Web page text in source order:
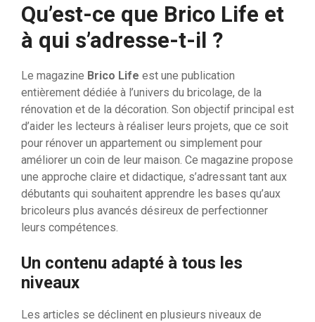
Qu’est-ce que Brico Life et
à qui s’adresse-t-il ?
Le magazine Brico Life est une publication
entièrement dédiée à l’univers du bricolage, de la
rénovation et de la décoration. Son objectif principal est
d’aider les lecteurs à réaliser leurs projets, que ce soit
pour rénover un appartement ou simplement pour
améliorer un coin de leur maison. Ce magazine propose
une approche claire et didactique, s’adressant tant aux
débutants qui souhaitent apprendre les bases qu’aux
bricoleurs plus avancés désireux de perfectionner
leurs compétences.
Un contenu adapté à tous les
niveaux
Les articles se déclinent en plusieurs niveaux de